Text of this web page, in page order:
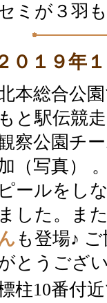
ミが３羽
０１９年
本総合公
もと駅伝競
察公園チ
（写真）
ピールをし
ました。ま
も登場♪
とうござ
柱10番付